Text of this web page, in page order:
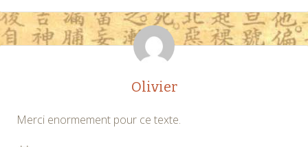
Olivier
Merci enormement pour ce texte.